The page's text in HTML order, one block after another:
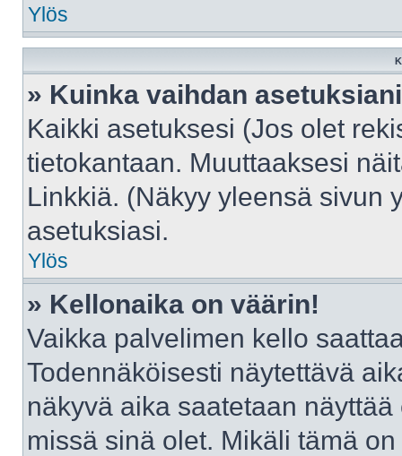
Ylös
» Kuinka vaihdan
Kaikki asetuksesi (Jos olet
tietokantaan. Muuttaaksesi
Linkkiä. (Näkyy yleensä sivun
asetuksiasi.
Ylös
» Kellonaika on väärin!
Vaikka palvelimen kello
Todennäköisesti näytettävä
näkyvä aika saatetaan
missä sinä olet. Mikäli tämä